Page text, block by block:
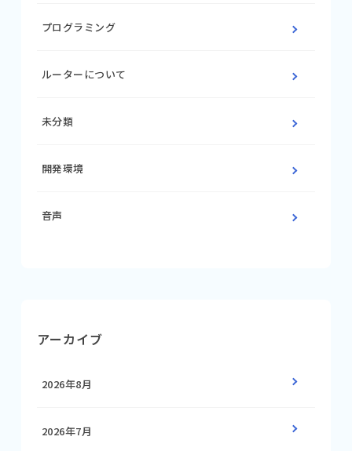
プログラミング
ルーターについて
未分類
開発環境
音声
アーカイブ
2026年8月
2026年7月